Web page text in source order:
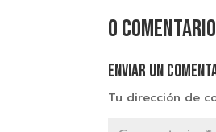
0
Enviar un
Tu dirección de